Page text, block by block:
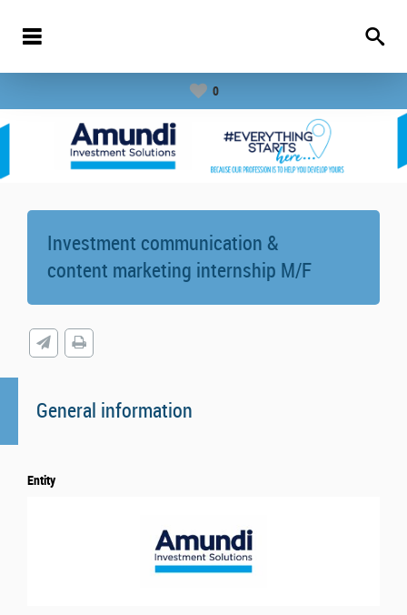
0
Investment communication &
content marketing internship M/F
General information
Entity